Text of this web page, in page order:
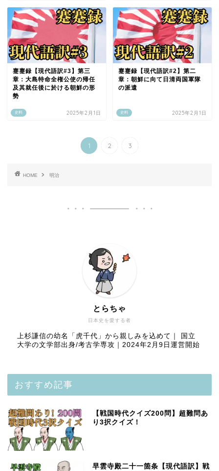
史料
蹇蹇録【現代語訳#3】第三
章：大島特命全権公使の帰任
及其就任後に於ける朝鮮の形
勢
2025年2月1日 史料
蹇蹇録【現代語訳#2】第二
章：朝鮮に向て日清両国軍隊
の派遣
2025年2月1日
1 2 3
HOME 明治
日本史を愛する者
とらちゃ
上杉謙信の幼名「虎千代」から親しみを込めて｜ 国立
大学の文学部出身/考古学専攻｜2024年2月9日運営開始
おすすめ記事
【戦国時代クイズ200問】超難問あ
り3択クイズ！
早雲寺殿二十一箇条【現代語訳】戦